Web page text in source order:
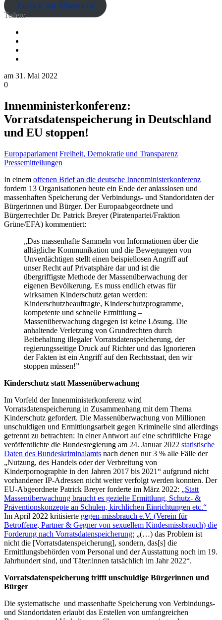
Zurück zur Übersicht
Teilen:
am 31. Mai 2022
0
Innenministerkonferenz:
Vorratsdatenspeicherung in Deutschland
und EU stoppen!
Europaparlament Freiheit, Demokratie und Transparenz
Pressemitteilungen
In einem offenen Brief an die deutsche Innenministerkonferenz
fordern 13 Organisationen heute ein Ende der anlasslosen und
massenhaften Speicherung der Verbindungs- und Standortdaten der
Bürgerinnen und Bürger. Der Europaabgeordnete und
Bürgerrechtler Dr. Patrick Breyer (Piratenpartei/Fraktion
Grüne/EFA) kommentiert:
„Das massenhafte Sammeln von Informationen über die
alltägliche Kommunikation und die Bewegungen von
Unverdächtigen stellt einen beispiellosen Angriff auf
unser Recht auf Privatsphäre dar und ist die
übergriffigste Methode der Massenüberwachung der
eigenen Bevölkerung. Es muss endlich etwas für
wirksamen Kinderschutz getan werden:
Kinderschutzbeauftragte, Kinderschutzprogramme,
kompetente und schnelle Ermittlung –
Massenüberwachung dagegen ist keine Lösung. Die
anhaltende Verletzung von Grundrechten durch
Beibehaltung illegaler Vorratsdatenspeicherung, der
regierungsseitige Druck auf Richter und das Ignorieren
der Fakten ist ein Angriff auf den Rechtsstaat, den wir
stoppen müssen!”
Kinderschutz statt Massenüberwachung
Im Vorfeld der Innenministerkonferenz wird
Vorratsdatenspeicherung in Zusammenhang mit dem Thema
Kinderschutz gefordert. Die Massenüberwachung von Millionen
unschuldigen und Ermittlungsarbeit gegen Kriminelle sind allerdings
getrennt zu betrachten: In einer Antwort auf eine schriftliche Frage
veröffentlichte die Bundesregierung am 24. Januar 2022 statistische
Daten des Bundeskriminalamts nach denen nur 3 % alle Fälle der
„Nutzung, des Handels oder der Verbreitung von
Kinderpornographie in den Jahren 2017 bis 2021“ aufgrund nicht
vorhandener IP-Adressen nicht weiter verfolgt werden konnten. Der
EU-Abgeordnete Patrick Breyer forderte im März 2022: „Statt
Massenüberwachung braucht es gezielte Ermittlung, Schutz- &
Präventionskonzepte an Schulen, kirchlichen Einrichtungen etc.“
Im April 2022 kritisierte gegen-missbrauch e.V. (Verein für
Betroffene, Partner & Gegner von sexuellem Kindesmissbrauch) die
Forderung nach Vorratsdatenspeicherung: „(…) das Problem ist
nicht die [Vorratsdatenspeicherung], sondern, das[s] die
Ermittlungsbehörden vom Personal und der Ausstattung noch im 19.
Jahrhundert sind, und Täter:innen tatsächlich im Jahr 2022“.
Vorratsdatenspeicherung trifft unschuldige Bürgerinnen und
Bürger
Die systematische und massenhafte Speicherung von Verbindungs-
und Standortdaten erlaubt das Erstellen von umfangreichen